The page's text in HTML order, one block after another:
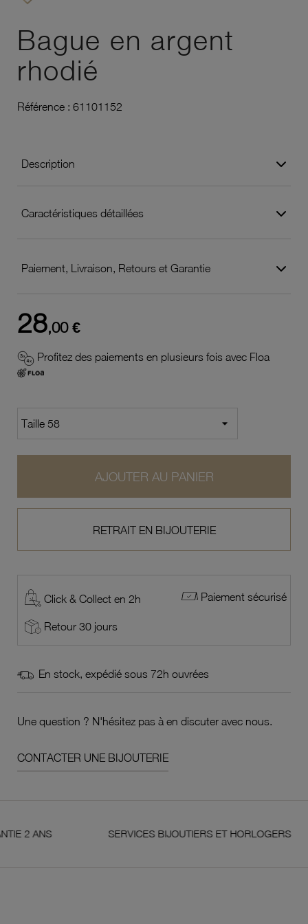
Bague en argent
rhodié
Référence : 61101152
Description
Caractéristiques détaillées
Paiement, Livraison, Retours et Garantie
28,00 €
Profitez des paiements en plusieurs fois avec Floa
AJOUTER AU PANIER
RETRAIT EN BIJOUTERIE
Click & Collect en 2h Paiement sécurisé
Retour 30 jours
En stock, expédié sous 72h ouvrées
Une question ? N'hésitez pas à en discuter avec nous.
CONTACTER UNE BIJOUTERIE
SERVICES BIJOUTIERS ET HORLOGERS